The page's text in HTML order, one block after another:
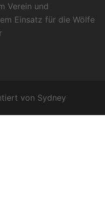
Verein und
Einsatz für die Wölfe
von Sydney